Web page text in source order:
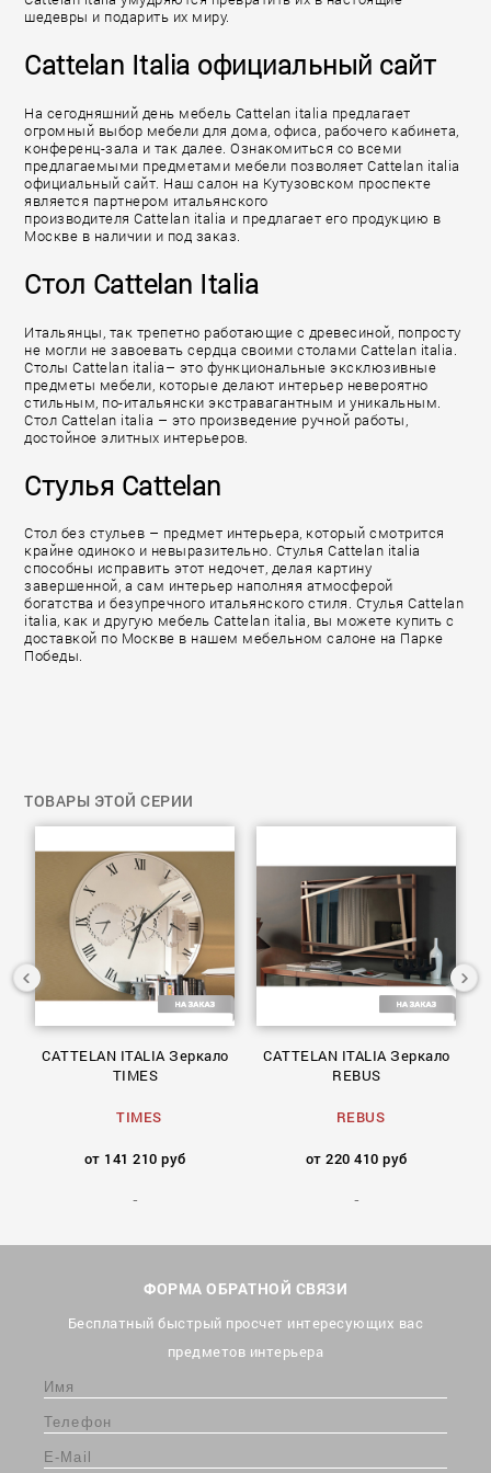
шедевры и подарить их миру.
Cattelan Italia официальный сайт
На сегодняшний день мебель Cattelan italia предлагает
огромный выбор мебели для дома, офиса, рабочего кабинета,
конференц-зала и так далее. Ознакомиться со всеми
предлагаемыми предметами мебели позволяет Cattelan italia
официальный сайт. Наш салон на Кутузовском проспекте
является партнером итальянского
производителя Cattelan italia и предлагает его продукцию в
Москве в наличии и под заказ.
Стол Cattelan Italia
Итальянцы, так трепетно работающие с древесиной, попросту
не могли не завоевать сердца своими столами Cattelan italia.
Столы Cattelan italia– это функциональные эксклюзивные
предметы мебели, которые делают интерьер невероятно
стильным, по-итальянски экстравагантным и уникальным.
Стол Cattelan italia – это произведение ручной работы,
достойное элитных интерьеров.
Стулья Cattelan
Стол без стульев – предмет интерьера, который смотрится
крайне одиноко и невыразительно. Стулья Cattelan italia
способны исправить этот недочет, делая картину
завершенной, а сам интерьер наполняя атмосферой
богатства и безупречного итальянского стиля. Стулья Cattelan
italia, как и другую мебель Cattelan italia, вы можете купить с
доставкой по Москве в нашем мебельном салоне на Парке
Победы.
ТОВАРЫ ЭТОЙ СЕРИИ
CATTELAN ITALIA Зеркало
TIMES
TIMES
от 141 210 руб
CATTELAN ITALIA Зеркало
REBUS
REBUS
от 220 410 руб
ФОРМА ОБРАТНОЙ СВЯЗИ
Бесплатный быстрый просчет интересующих вас
предметов интерьера